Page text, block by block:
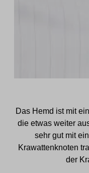
Das Hemd ist mit
die etwas weiter
sehr gut mit
Krawattenknoten
der